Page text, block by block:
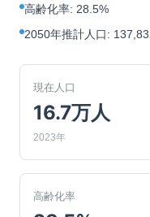
高齢化率: 28.5%
2050年推計人口:
現在人口
16.7万人
2023年
高齢化率